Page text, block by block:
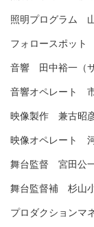
照明プログラム
フォロースポッ
音響 田中裕一（サ
音響オペレート
映像製作 兼古昭
映像オペレート
舞台監督 宮田公
舞台監督補 杉山
プロダクションマ